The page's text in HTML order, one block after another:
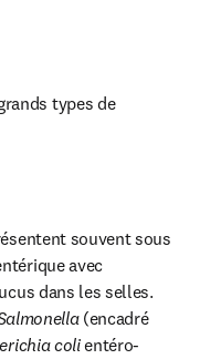
types de
souvent sous
avec
dans les selles.
(encadré
coli entéro-